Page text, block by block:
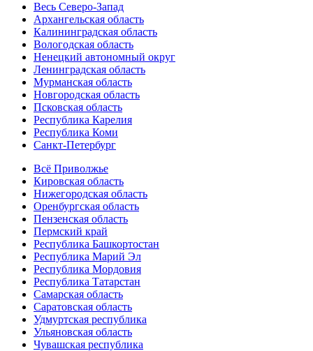
Весь Северо-Запад
Архангельская область
Калининградская область
Вологодская область
Ненецкий автономный округ
Ленинградская область
Мурманская область
Новгородская область
Псковская область
Республика Карелия
Республика Коми
Санкт-Петербург
Всё Приволжье
Кировская область
Нижегородская область
Оренбургская область
Пензенская область
Пермский край
Республика Башкортостан
Республика Марий Эл
Республика Мордовия
Республика Татарстан
Самарская область
Саратовская область
Удмуртская республика
Ульяновская область
Чувашская республика